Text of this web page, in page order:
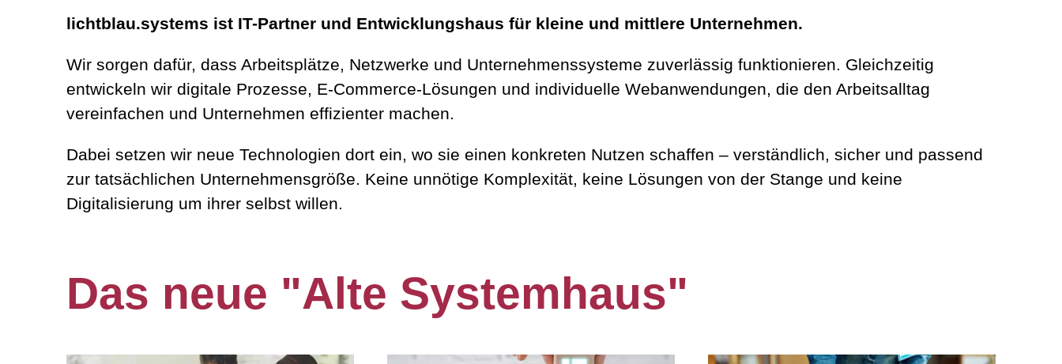
lichtblau.systems ist IT-Partner und Entwicklungshaus für kleine und mittlere Unternehmen.
Wir sorgen dafür, dass Arbeitsplätze, Netzwerke und Unternehmenssysteme zuverlässig funktionieren. Gleichzeitig
entwickeln wir digitale Prozesse, E-Commerce-Lösungen und individuelle Webanwendungen, die den Arbeitsalltag
vereinfachen und Unternehmen effizienter machen.
Dabei setzen wir neue Technologien dort ein, wo sie einen konkreten Nutzen schaffen – verständlich, sicher und passend
zur tatsächlichen Unternehmensgröße. Keine unnötige Komplexität, keine Lösungen von der Stange und keine
Digitalisierung um ihrer selbst willen.
Das neue "Alte Systemhaus"